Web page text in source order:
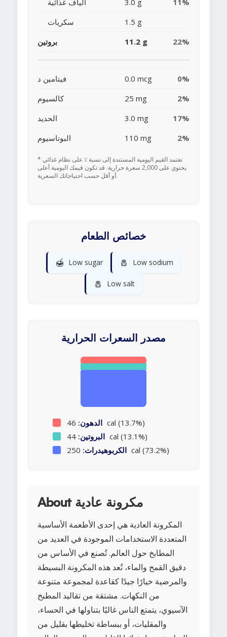
ألياف غذائية 3.0 g
11%
سكريات
1.5 g
بروتين
11.2 g 22%
فيتامين د 0.0 mcg
0%
كالسيوم
25 mg
2%
الحديد
3.0 mg
17%
البوتاسيوم
110 mg 2%
* تعتمد القيم اليومية المستندة إلى نسبة ٪ على نظام غذائي
يحتوي على 2,000 سعرة حرارية. قد تكون قيمك اليومية أعلى
أو أقل حسب احتياجاتك السعرية.
خصائص الطعام
🍯 Low sugar 🧂 Low sodium
🧂 Low salt
مصدر السعرات الحرارية
الدهون: 46 cal (13.7%)
البروتين: 44 cal (13.1%)
الكربوهيدرات: 250 cal (73.2%)
About مكرونة عادية
المكرونة العادية هي إحدى الأطعمة الأساسية
المتعددة الاستخدامات الموجودة في العديد من
المطابخ حول العالم. تُصنع في الأساس من
دقيق القمح والماء، تُعد هذه المكرونة البسيطة
والمرضية خيارًا جيدًا كقاعدة لمجموعة متنوعة
من النكهات. مشتقة من تقاليد المطبخ
الآسيوي، يتمتع الناس غالبًا بتناولها في الحساء،
والمقليات، أو ببساطة تخليطها بقليل من